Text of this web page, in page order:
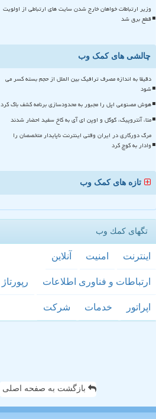
وزیر ارتباطات خواهان خارج شدن سایت های ارتباطی از اولویت
قطع برق شد
چالشی های کمک وب
دقیقا به اندازه مصرف ترافیک بین الملل از حجم بسته کسر می
شود
هوش مصنوعی اپل را مجبور به محدودسازی برنامه کشف باگ کرد
متا، آنتروپیک، گوگل و اوپن ای آی به کاخ سفید احضار شدند
مرگ دورکاری در ایران وقتی اینترنت ناپایدار متخصصان را
وادار به کوچ کرد
تازه های کمک وب
تگهای كمك وب
اینترنت امنیت آنلاین
ارتباطات و فناوری اطلاعات رپورتاژ
اپراتور خدمات شركت
بازگشت به صفحه اصلی